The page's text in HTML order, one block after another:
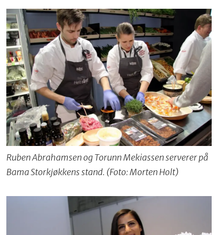
Ruben Abrahamsen og Torunn Mekiassen serverer på
Bama Storkjøkkens stand. (Foto: Morten Holt)